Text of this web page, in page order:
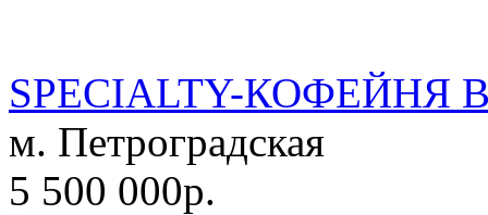
SPECIALTY-
м. Петроградская
5 500 000р.